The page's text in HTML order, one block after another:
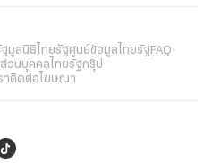
มูลนิธิไทยรัฐศูนย์ข้อมูลไทยรัฐFAQ
วนบุคคลไทยรัฐกรุ๊ป
าติดต่อโฆษณา